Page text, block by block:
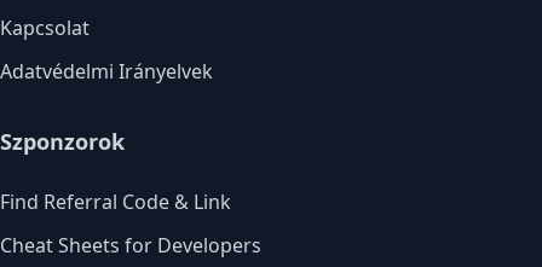
Kapcsolat
Adatvédelmi Irányelvek
Szponzorok
Find Referral Code & Link
Cheat Sheets for Developers